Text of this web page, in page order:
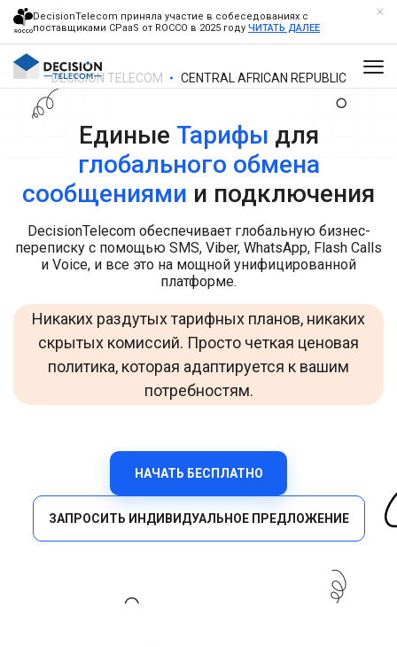
DecisionTelecom приняла участие в собеседованиях с
поставщиками CPaaS от ROCCO в 2025 году ЧИТАТЬ ДАЛЕЕ
DECISION TELECOM CENTRAL AFRICAN REPUBLIC
Единые Тарифы для
глобального обмена
сообщениями и подключения
DecisionTelecom обеспечивает глобальную бизнес-
переписку с помощью SMS, Viber, WhatsApp, Flash Calls
и Voice, и все это на мощной унифицированной
платформе.
Никаких раздутых тарифных планов, никаких
скрытых комиссий. Просто четкая ценовая
политика, которая адаптируется к вашим
потребностям.
НАЧАТЬ БЕСПЛАТНО
ЗАПРОСИТЬ ИНДИВИДУАЛЬНОЕ ПРЕДЛОЖЕНИЕ